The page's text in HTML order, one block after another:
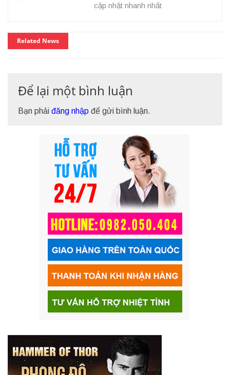
cập nhật nhanh nhất
Related News
Để lại một bình luận
Bạn phải đăng nhập để gửi bình luận.